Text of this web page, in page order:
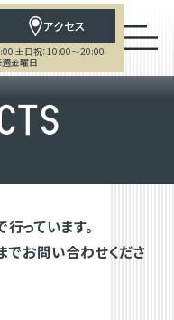
アクセス
土日祝：10:00～20:00
週金曜日
TS
っています。
お問い合わせくださ